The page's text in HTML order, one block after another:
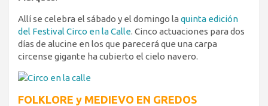
Allí se celebra el sábado y el domingo la quinta edición
del Festival Circo en la Calle. Cinco actuaciones para dos
días de alucine en los que parecerá que una carpa
circense gigante ha cubierto el cielo navero.
FOLKLORE y MEDIEVO EN GREDOS